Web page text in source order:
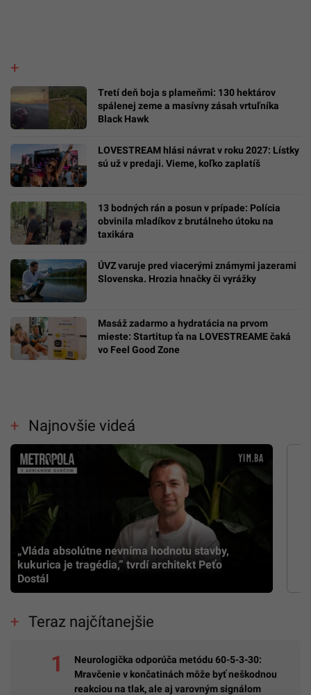
Tretí deň boja s plameňmi: 130 hektárov
spálenej zeme a masívny zásah vrtuľníka
Black Hawk
LOVESTREAM hlási návrat v roku 2027: Lístky
sú už v predaji. Vieme, koľko zaplatíš
13 bodných rán a posun v prípade: Polícia
obvinila mladíkov z brutálneho útoku na
taxikára
ÚVZ varuje pred viacerými známymi jazerami
Slovenska. Hrozia hnačky či vyrážky
Masáž zadarmo a hydratácia na prvom
mieste: Startitup ťa na LOVESTREAME čaká
vo Feel Good Zone
Najnovšie videá
„Vláda absolútne nevníma hodnotu stavby,
kukurica je tragédia,” tvrdí architekt Peťo
Dostál
Teraz najčítanejšie
Neurologička odporúča metódu 60-5-3-30:
Mravčenie v končatinách môže byť neškodnou
reakciou na tlak, ale aj varovným signálom